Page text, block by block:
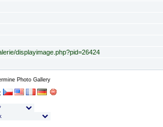
displayimage.php?pid=26424
Photo Gallery